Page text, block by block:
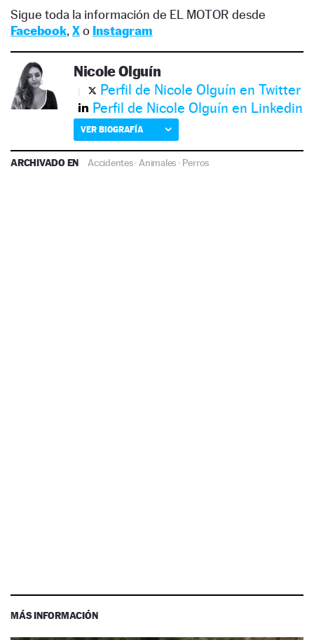
Sigue toda la información de EL MOTOR desde
Facebook, Xo Instagram
Nicole Olguín
Perfil de Nicole Olguín en Twitter
Perfil de Nicole Olguín en Linkedin
VER BIOGRAFÍA
ARCHIVADO EN Accidentes· Animales · Perros
MÁS INFORMACIÓN